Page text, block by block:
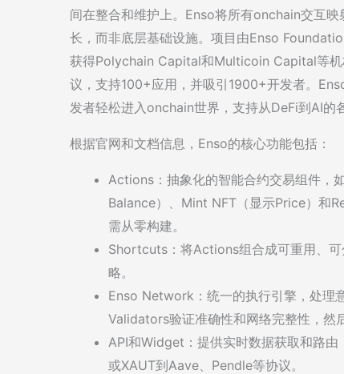
间在整合和维护上。Enso将所有onchain交互
长，而非底层基础设施。项目由Enso
获得Polychain Capital和Multicoin Capital等
议，支持100+应用，并吸引1900+开发者。
发者轻松进入onchain世界，支持从DeFi到AI的
根据官网和文档信息，Enso的核心功能包括：
Actions：抽象化的智能合约交易组件，
Balance）、Mint NFT（显示Price）和
需从零构建。
Shortcuts：将Actions组合成可重用、
略。
Enso Network：统一的执行引擎，处理
Validators验证准确性和网络完整性，然
API和Widget：提供实时数据获取和路
或XAUT到Aave、Pendle等协议。